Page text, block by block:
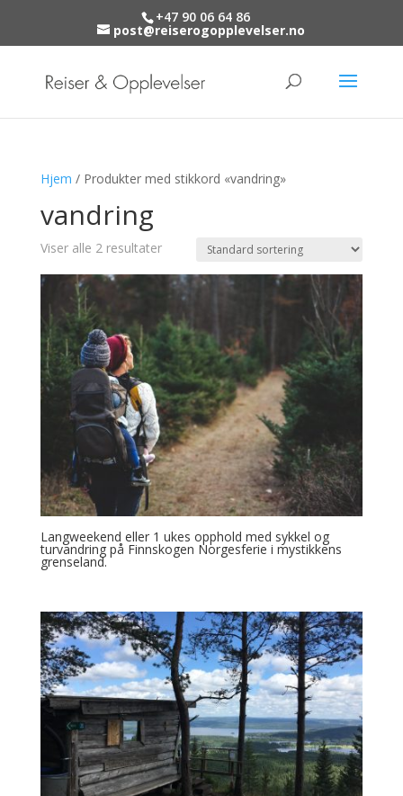
+47 90 06 64 86
post@reiserogopplevelser.no
Hjem / Produkter med stikkord «vandring»
vandring
Viser alle 2 resultater
Langweekend eller 1 ukes opphold med sykkel og
turvandring på Finnskogen Norgesferie i mystikkens
grenseland.